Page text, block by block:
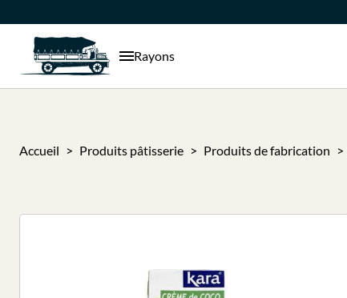
Rayons
Accueil Produits pâtisserie Produits de fabrication